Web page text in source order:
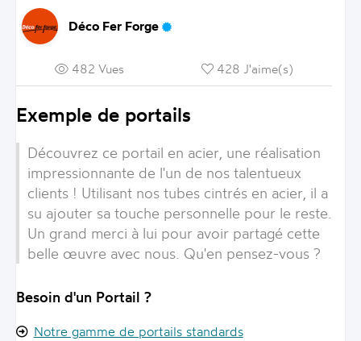
Déco Fer Forge
482 Vues 428 J'aime(s)
Exemple de portails
Découvrez ce portail en acier, une réalisation
impressionnante de l'un de nos talentueux
clients ! Utilisant nos tubes cintrés en acier, il a
su ajouter sa touche personnelle pour le reste.
Un grand merci à lui pour avoir partagé cette
belle œuvre avec nous. Qu'en pensez-vous ?
Besoin d'un Portail ?
Notre gamme de portails standards